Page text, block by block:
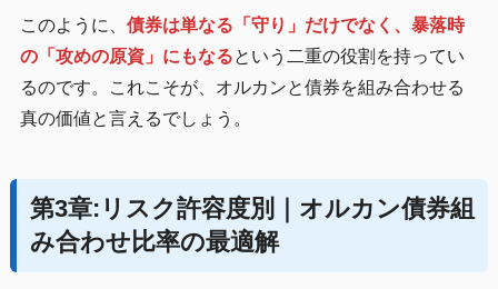
このように、 債券は単なる「守り」だけでなく、暴落時
の「攻めの原資」にもなるという二重の役割を持ってい
るのです。これこそが、オルカンと債券を組み合わせる
真の価値と言えるでしょう。
第3章:リスク許容度別｜オルカン債券組
み合わせ比率の最適解